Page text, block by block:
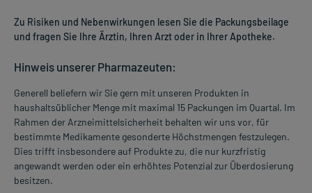
Zu Risiken und Nebenwirkungen lesen Sie die Packungsbeilage
und fragen Sie Ihre Ärztin, Ihren Arzt oder in Ihrer Apotheke.
Hinweis unserer Pharmazeuten:
Generell beliefern wir Sie gern mit unseren Produkten in
haushaltsüblicher Menge mit maximal 15 Packungen im Quartal. Im
Rahmen der Arzneimittelsicherheit behalten wir uns vor, für
bestimmte Medikamente gesonderte Höchstmengen festzulegen.
Dies trifft insbesondere auf Produkte zu, die nur kurzfristig
angewandt werden oder ein erhöhtes Potenzial zur Überdosierung
besitzen.